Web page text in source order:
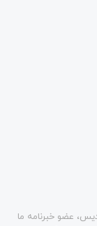
عضو خبرنامه ما